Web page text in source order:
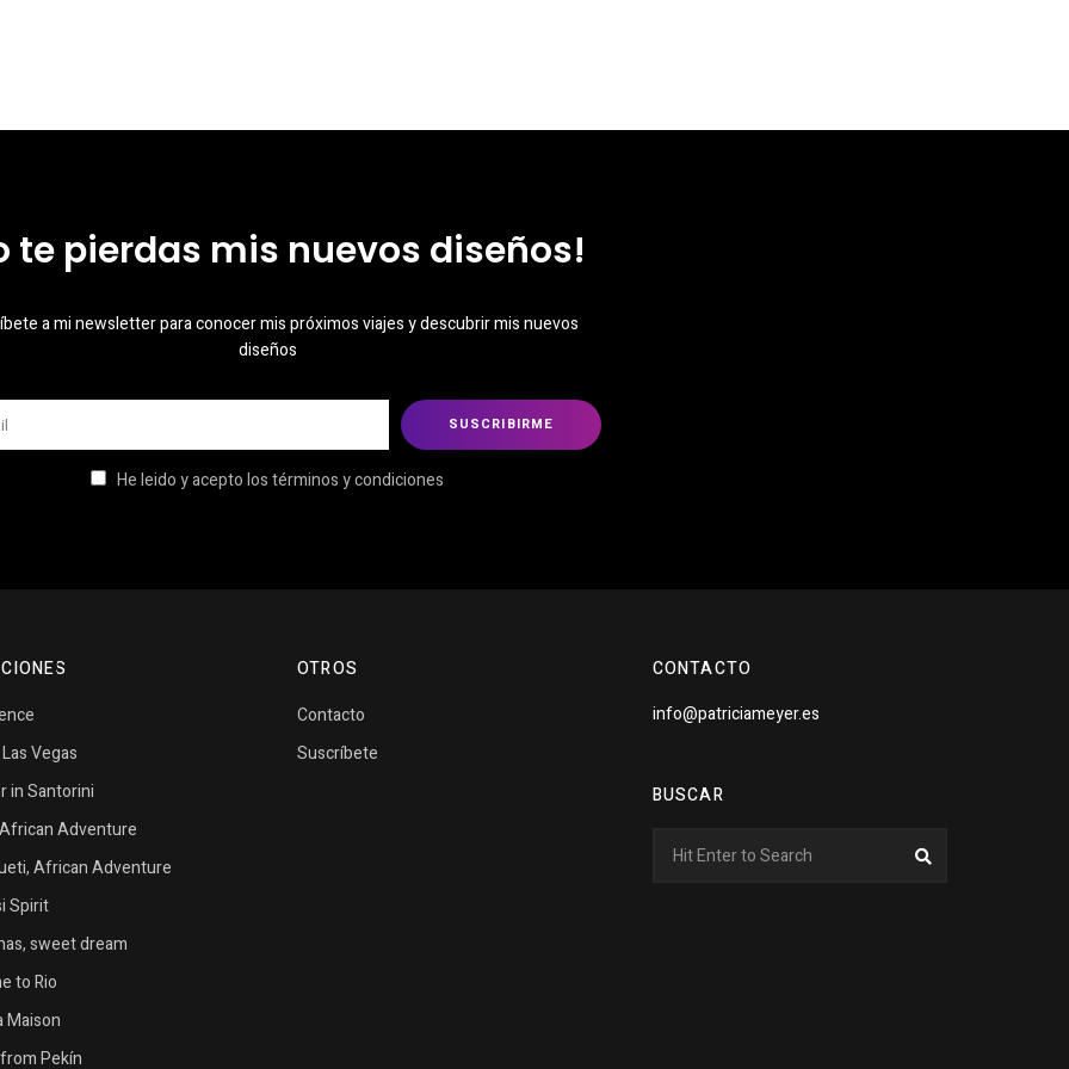
te pierdas mis nuevos diseños!
a mi newsletter para conocer mis próximos viajes y descubrir mis nuevos
diseños
He leido y acepto los términos y condiciones
Vegas
in Santorini
Adventure
African Adventure
Spirit
sweet dream
to Rio
Maison
Pekín
OTROS
Contacto
Suscríbete
CONTACTO
info@patriciameyer.es
BUSCAR
for: